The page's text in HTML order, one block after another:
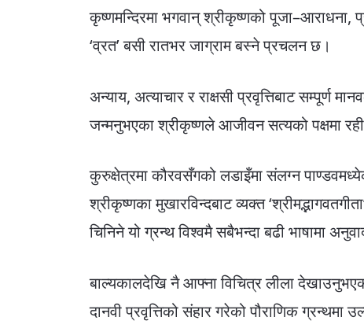
कृष्णमन्दिरमा भगवान् श्रीकृष्णको पूजा–आराधना,
‘व्रत’ बसी रातभर जाग्राम बस्ने प्रचलन छ।
अन्याय, अत्याचार र राक्षसी प्रवृत्तिबाट सम्पूर्ण
जन्मनुभएका श्रीकृष्णले आजीवन सत्यको पक्षमा
कुरुक्षेत्रमा कौरवसँगको लडाइँमा संलग्न
श्रीकृष्णका मुखारविन्दबाट व्यक्त
चिनिने यो ग्रन्थ विश्वमै सबैभन्दा बढी भाषामा
बाल्यकालदेखि नै आफ्ना विचित्र लीला
दानवी प्रवृत्तिको संहार गरेको पौराणिक